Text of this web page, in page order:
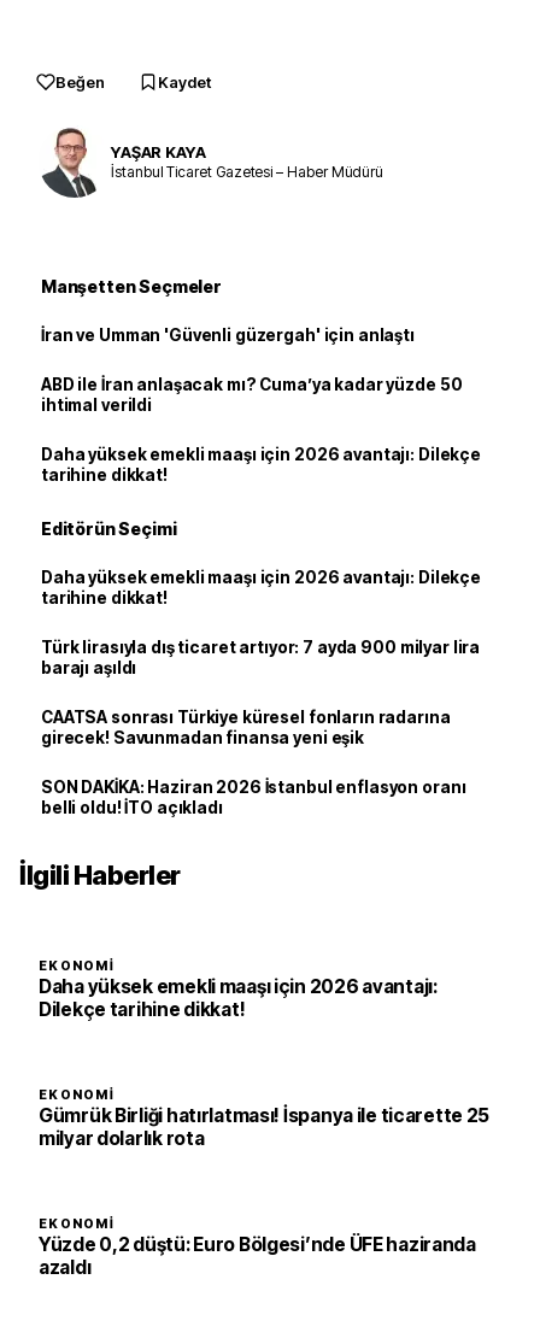
Beğen Kaydet
YAŞAR KAYA
İstanbul Ticaret Gazetesi – Haber Müdürü
Manşetten Seçmeler
İran ve Umman 'Güvenli güzergah' için anlaştı
ABD ile İran anlaşacak mı? Cuma’ya kadar yüzde 50
ihtimal verildi
Daha yüksek emekli maaşı için 2026 avantajı: Dilekçe
tarihine dikkat!
Editörün Seçimi
Daha yüksek emekli maaşı için 2026 avantajı: Dilekçe
tarihine dikkat!
Türk lirasıyla dış ticaret artıyor: 7 ayda 900 milyar lira
barajı aşıldı
CAATSA sonrası Türkiye küresel fonların radarına
girecek! Savunmadan finansa yeni eşik
SON DAKİKA: Haziran 2026 İstanbul enflasyon oranı
belli oldu! İTO açıkladı
İlgili Haberler
EKONOMI
Daha yüksek emekli maaşı için 2026 avantajı:
Dilekçe tarihine dikkat!
EKONOMI
Gümrük Birliği hatırlatması! İspanya ile ticarette 25
milyar dolarlık rota
EKONOMI
Yüzde 0,2 düştü: Euro Bölgesi’nde ÜFE haziranda
azaldı